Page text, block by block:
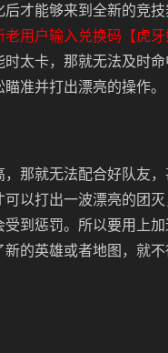
才能够来到全新的竞
老用户输入兑换码【虎牙
太卡，那就无法及时
准并打出漂亮的操作。
那就无法配合好队友
以打出一波漂亮的团
到惩罚。所以要用上
的英雄或者地图，就